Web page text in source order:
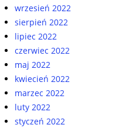
wrzesień 2022
sierpień 2022
lipiec 2022
czerwiec 2022
maj 2022
kwiecień 2022
marzec 2022
luty 2022
styczeń 2022